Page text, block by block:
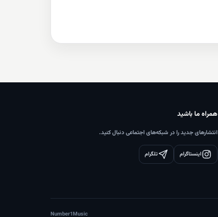
همراه ما باشید
انتشارهای جدید را در شبکه‌های اجتماعی دنبال کنید.
اینستاگرام تلگرام
Number1Music